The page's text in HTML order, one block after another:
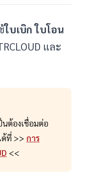
ใบเบิก ใบโอน
และ
นต้องเชื่อมต่อ
ด้ที่ >> การ
<<